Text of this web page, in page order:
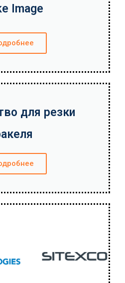
Image
для резки